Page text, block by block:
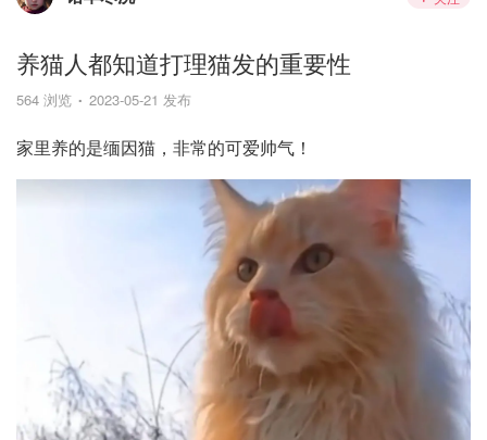
养猫人都知道打理猫发的重要性
564 浏览 2023-05-21 发布
家里养的是缅因猫，非常的可爱帅气！